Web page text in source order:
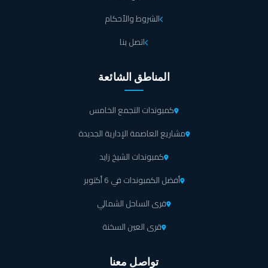
التصميم الزجاجي لمول سنترال أفينيو يسمح بدخول الضوء إلى
من أهم المميزات التي يقدمها مول سنترال أفينيو الشيخ زايد لأصحاب
الوحدات وجود تكييف مركزي يعمل على تعديل الجو داخل مول سنترال
افينيو الشيخ زايد.
يوجد سلم للطوارئ داخل مول سنترال أفينيو يتم الاستعانة به عند
تم إنشاء مسجد داخل مول سنترال افينيو الشيخ زايد للسيدات وآخر للرجال
للقيام بدور العبادة.
الشروط والأحكام
اتصل بنا
المناطق الشائعة
كمبوندات التجمع الخامس
مشاريع العاصمة الإدارية الجديدة
كمبوندات الشيخ زايد
أفضل الكمبوندات في 6 أكتوبر
قرى الساحل الشمالي
قرى العين السخنة
تواصل معنا